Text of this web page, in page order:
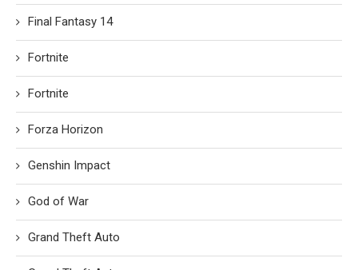
Final Fantasy 14
Fortnite
Fortnite
Forza Horizon
Genshin Impact
God of War
Grand Theft Auto